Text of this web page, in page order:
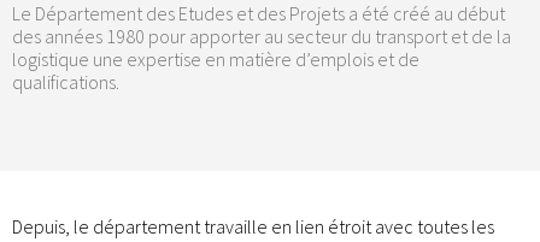
Le Département des Etudes et des Projets a été créé au début
des années 1980 pour apporter au secteur du transport et de la
logistique une expertise en matière d’emplois et de
qualifications.
Depuis, le département travaille en lien étroit avec toutes les